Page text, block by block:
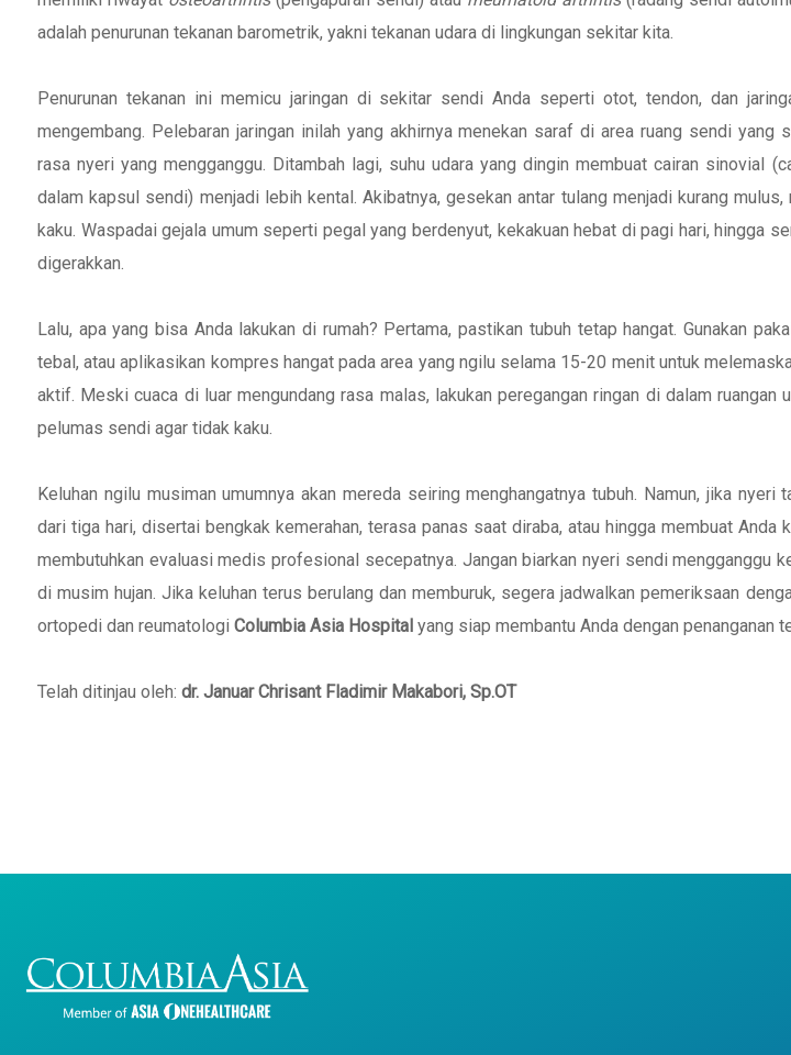
adalah penurunan tekanan barometrik, yakni tekanan udara di lingkungan sekitar kita.
Penurunan tekanan ini memicu jaringan di sekitar sendi Anda seperti otot, tendon, dan
mengembang. Pelebaran jaringan inilah yang akhirnya menekan saraf di area ruang sendi yang
rasa nyeri yang mengganggu. Ditambah lagi, suhu udara yang dingin membuat cairan sinovial
dalam kapsul sendi) menjadi lebih kental. Akibatnya, gesekan antar tulang menjadi kurang
kaku. Waspadai gejala umum seperti pegal yang berdenyut, kekakuan hebat di pagi hari, hingga
digerakkan.
Lalu, apa yang bisa Anda lakukan di rumah? Pertama, pastikan tubuh tetap hangat. Gunakan
tebal, atau aplikasikan kompres hangat pada area yang ngilu selama 15-20 menit untuk
aktif. Meski cuaca di luar mengundang rasa malas, lakukan peregangan ringan di dalam ruangan
pelumas sendi agar tidak kaku.
Keluhan ngilu musiman umumnya akan mereda seiring menghangatnya tubuh. Namun, jika nyeri
dari tiga hari, disertai bengkak kemerahan, terasa panas saat diraba, atau hingga membuat Anda
membutuhkan evaluasi medis profesional secepatnya. Jangan biarkan nyeri sendi mengganggu
di musim hujan. Jika keluhan terus berulang dan memburuk, segera jadwalkan pemeriksaan
ortopedi dan reumatologi Columbia Asia Hospital yang siap membantu Anda dengan penanganan
Telah ditinjau oleh: dr. Januar Chrisant Fladimir Makabori, Sp.OT